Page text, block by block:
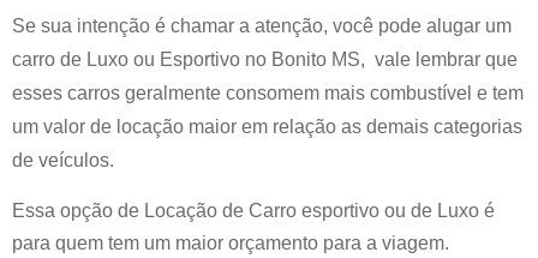
Se sua intenção é chamar a atenção, você pode alugar um
carro de Luxo ou Esportivo no Bonito MS, vale lembrar que
esses carros geralmente consomem mais combustível e tem
um valor de locação maior em relação as demais categorias
de veículos.
Essa opção de Locação de Carro esportivo ou de Luxo é
para quem tem um maior orçamento para a viagem.